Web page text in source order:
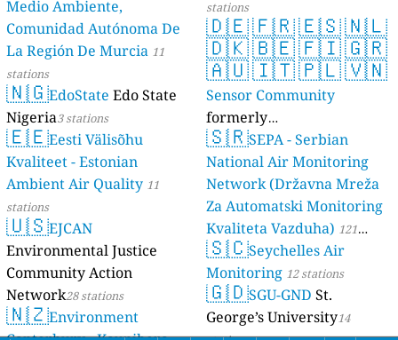
Medio Ambiente,
Comunidad Autónoma De
La Región De Murcia 11
stations
🇳🇬EdoState Edo State
Nigeria3 stations
🇪🇪Eesti Välisõhu
Kvaliteet - Estonian
Ambient Air Quality 11
stations
🇺🇸EJCAN
Environmental Justice
Community Action
Network28 stations
🇳🇿Environment
stations
🇩🇪🇫🇷🇪🇸🇳🇱
🇩🇰🇧🇪🇫🇮🇬🇷
🇦🇺🇮🇹🇵🇱🇻🇳
Sensor Community
formerly
luftdaten.info35809 stations
🇸🇷SEPA - Serbian
National Air Monitoring
Network (Državna Mreža
Za Automatski Monitoring
Kvaliteta Vazduha) 121
stations
🇸🇨Seychelles Air
Monitoring 12 stations
🇬🇩SGU-GND St.
George’s University14